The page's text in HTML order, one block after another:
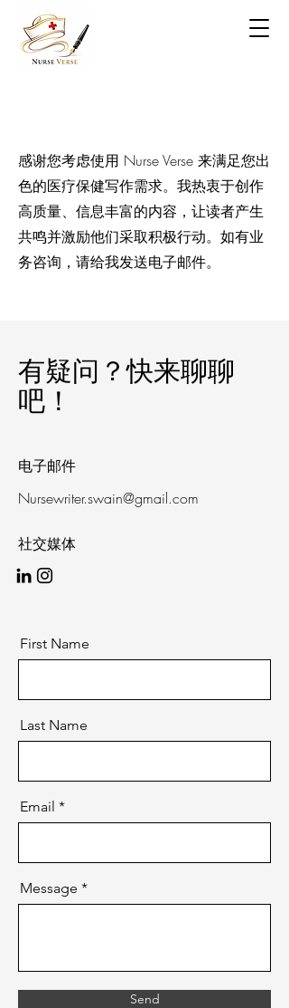
感谢您考虑使用 Nurse Verse 来满足您出
色的医疗保健写作需求。我热衷于创作
高质量、信息丰富的内容，让读者产生
共鸣并激励他们采取积极行动。如有业
务咨询，请给我发送电子邮件。
有疑问？快来聊聊
吧！
电子邮件
Nursewriter.swain@gmail.com
社交媒体
First Name
Last Name
Email
Message
Send